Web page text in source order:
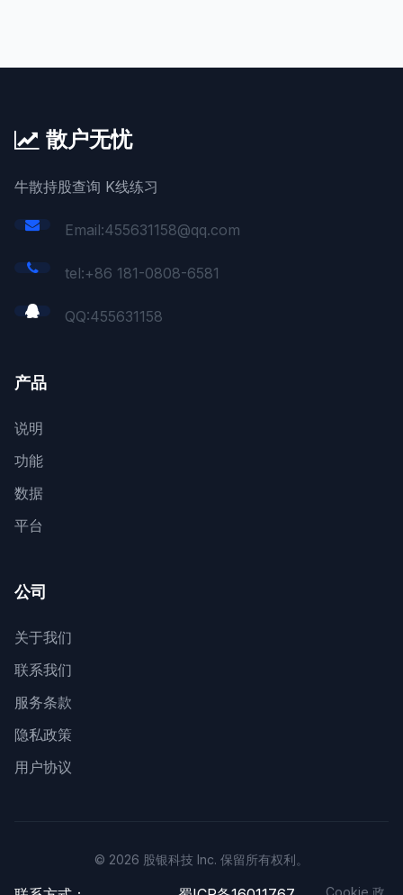
散户无忧
牛散持股查询 K线练习
Email:455631158@qq.com
tel:+86 181-0808-6581
QQ:455631158
产品
说明
功能
数据
平台
公司
关于我们
联系我们
服务条款
隐私政策
用户协议
© 2026 股银科技 Inc. 保留所有权利。
Cookie 政